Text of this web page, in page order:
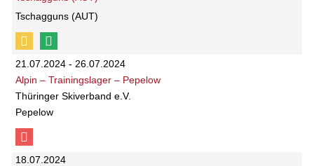
Tschagguns (AUT)
21.07.2024 - 26.07.2024
Alpin – Trainingslager – Pepelow
Thüringer Skiverband e.V.
Pepelow
18.07.2024